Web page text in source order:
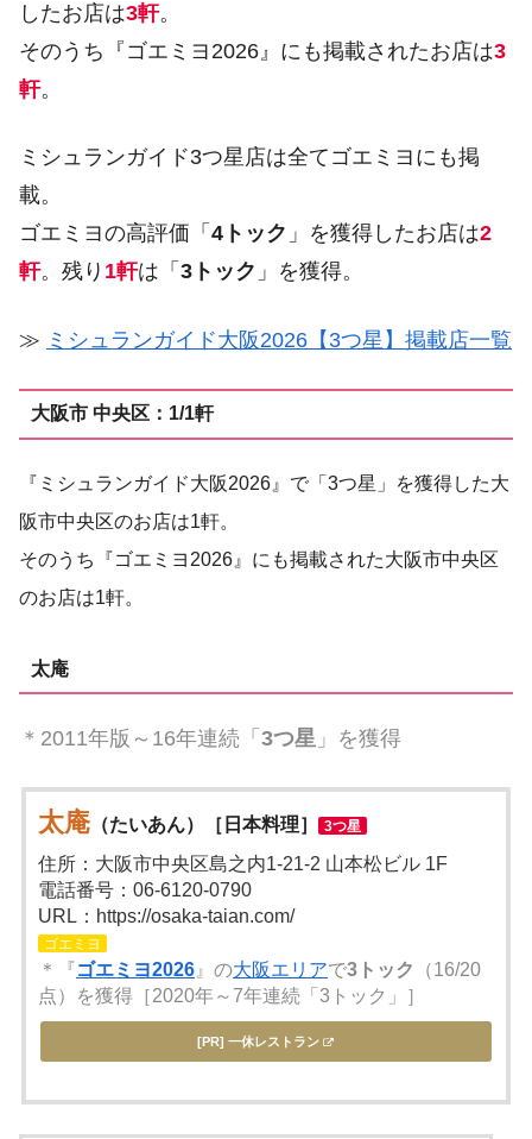
したお店は3軒。
そのうち『ゴエミヨ2026』にも掲載されたお店は3
軒。
ミシュランガイド3つ星店は全てゴエミヨにも掲
載。
ゴエミヨの高評価「 4トック 」を獲得したお店は2
軒。残り 1軒は「 3トック 」を獲得。
≫ ミシュランガイド大阪2026【3つ星】掲載店一覧
大阪市 中央区：1/1軒
『ミシュランガイド大阪2026』で「3つ星」を獲得した大
阪市中央区のお店は1軒。
そのうち『ゴエミヨ2026』にも掲載された大阪市中央区
のお店は1軒。
太庵
＊2011年版～16年連続「 3つ星 」を獲得
太庵（たいあん）［日本料理］ 3つ星
住所：大阪市中央区島之内1-21-2 山本松ビル 1F
電話番号：06-6120-0790
URL：https://osaka-taian.com/
ゴエミヨ
＊『 ゴエミヨ2026 』の大阪エリアで3トック
（16/20
点）を獲得［2020年～7年連続「3トック」］
[PR] 一休レストラン